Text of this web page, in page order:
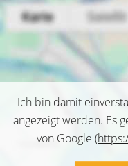
Ich bin damit
angezeigt werden. Es
von Google (